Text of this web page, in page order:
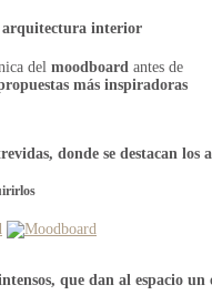
arquitectura interior
del moodboard antes de
más inspiradoras
donde se destacan los
que dan al espacio